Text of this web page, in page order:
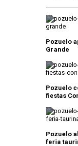
Pozuelo
Grande
Pozuelo
fiestas
Pozuelo
feria